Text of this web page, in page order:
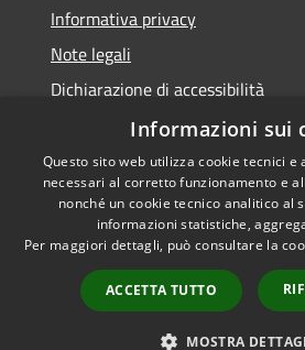
Informativa privacy
Note legali
Dichiarazione di accessibilità
Obiettivi di accessibilità
RSS
Accessibilità
Informazioni sui
Questo sito web utilizza cookie tecnici
necessari al corretto funzionamento e
nonché un cookie tecnico analitico al
informazioni statistiche,
Per maggiori dettagli, può consultare la
ACCETTA TUTTO
MOSTRA